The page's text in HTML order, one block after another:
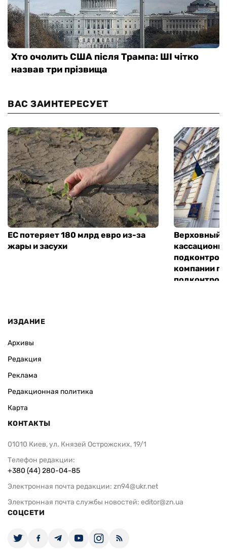
ВАС ЗАИНТЕРЕСУЕТ
ЕС потеряет 180 млрд евро из-за
жары и засухи
Верховный
компании
ИЗДАНИЕ
Архивы
Редакция
Реклама
Редакционная политика
Карта
КОНТАКТЫ
01010 Киев, ул. Князей Острожских, 19/1
Телефон редакции:
+380 (44) 280-04-85
Электронная почта редакции: zn94@ukr.net
Электронная почта службы новостей: editor@zn.ua
СОЦСЕТИ